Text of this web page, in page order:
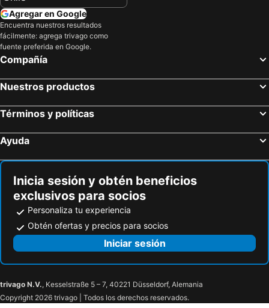
Agregar en Google
Encuentra nuestros resultados
fácilmente: agrega trivago como
fuente preferida en Google.
Compañía
Nuestros productos
Términos y políticas
Ayuda
Inicia sesión y obtén beneficios
exclusivos para socios
Personaliza tu experiencia
Obtén ofertas y precios para socios
Iniciar sesión
trivago N.V., Kesselstraße 5 – 7, 40221 Düsseldorf, Alemania
Copyright 2026 trivago | Todos los derechos reservados.